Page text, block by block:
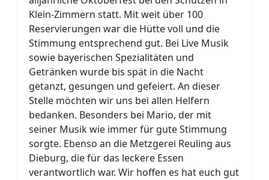
Klein-Zimmern statt. Mit weit über 100
Reservierungen war die Hütte voll und die
Stimmung entsprechend gut. Bei Live Musik
sowie bayerischen Spezialitäten und
Getränken wurde bis spät in die Nacht
getanzt, gesungen und gefeiert. An dieser
Stelle möchten wir uns bei allen Helfern
bedanken. Besonders bei Mario, der mit
seiner Musik wie immer für gute Stimmung
sorgte. Ebenso an die Metzgerei Reuling aus
Dieburg, die für das leckere Essen
verantwortlich war. Wir hoffen es hat euch gut